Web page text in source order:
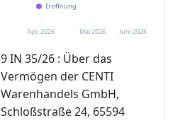
Eröffnung
Apr. 2026 Mai 2026 Juni 2026
9 IN 35/26 : Über das
Vermögen der CENTI
Warenhandels GmbH,
Schloßstraße 24, 65594